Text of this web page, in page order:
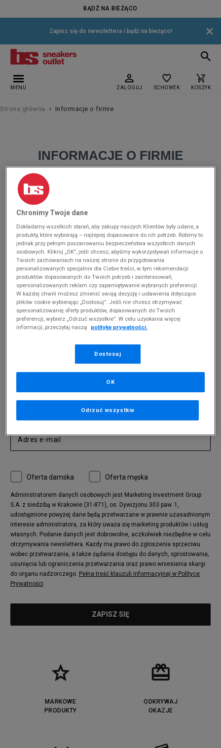
BĄDŹ NA BIEŻĄCO
Zapisz się do newslettera i bądź na bieżąco! ×
MENU ZALOGUJ SCHOWEK KOSZYK
Strona główna › Informacje o firmie
INFORMACJE O FIRMIE
Dostępny pod adresem
Sportowe prowadzony jest przez Marketing Investment Group S. A. z
wpisaną do Rejestru Przedsiębiorców Krajowego Rejestru Sądowego,
prowadzonego przez Sąd Rejonowy dla Krakowa-Śródmieścia w
Krakowie, XI Wydział Gospodarczy Krajowego Rejestru Sądowego, pod nr
KRS 0000521685, o kapitale zakładowym w wysokości 41.000.000,00 zł
w całości opłaconym, NIP: 675-11-87-580, REGON: 351469736.
Dane korespondencyjne:
Marketing Investment Group S.A.
ul. Prof. Michała Życzkowskiego 10
31-864 Kraków
NIP: 675-11-87-580
POWRÓT DO SKLEPU
Zapisz się do newslettera
Oferta damska Oferta męska
Administratorem danych osobowych jest Marketing Investment Group
S.A. z siedzibą w Krakowie (31-871), os. Dywizjonu 303 paw. 1,
udostępnione powyżej dane będą przetwarzane w prawnie uzasadnionym
interesie administratora, za który uważa się marketing produktów i usług
własnych. Podanie danych jest dobrowolne, aczkolwiek niezbędne w celu
otrzymywania newslettera. Każdy ma prawo do zgłoszenia sprzeciwu
wobec przetwarzania, a także żądania dostępu do danych, sprostowania,
usunięcia lub ograniczenia przetwarzania oraz prawo wniesienia skargi
do organu nadzorczego. Pełna treść klauzuli informacyjnej w Polityce
Prywatności
MARKOWE
PRODUKTY
ODKRYWAJ
OKAZJE
Chronimy Twoje dane
Dokładamy wszelkich starań, aby zakupy naszych Klientów były udane, a
produkty, które wybierają – najlepiej dopasowane do ich potrzeb. Robimy to
jednak przy pełnym poszanowaniu bezpieczeństwa wszystkich danych
osobowych. Kliknij „OK”, jeśli chcesz, abyśmy wykorzystywali informacje o
Twoich zachowaniach na naszej stronie do przygotowania
personalizowanych specjalnie dla Ciebie treści, w tym rekomendacji
produktów dopasowanych do Twoich potrzeb i zainteresowań,
spersonalizowanych reklam czy zapamiętywanie wybranych preferencji.
W każdej chwili możesz zmienić swoją decyzję i ustawienia dotyczące
plików cookie wybierając „Dostosuj”. Jeśli nie chcesz otrzymywać
spersonalizowanej oferty produktów, dopasowanych do Twoich
preferencji, wybierz „Odrzuć wszystkie”. W celu uzyskania więcej
informacji, przeczytaj naszą
politykę prywatności.
Dostosuj
Odrzuć wszystkie
OK